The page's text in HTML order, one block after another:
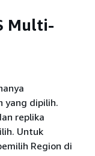
Multi-
yang dipilih.
replika
Untuk
Region di